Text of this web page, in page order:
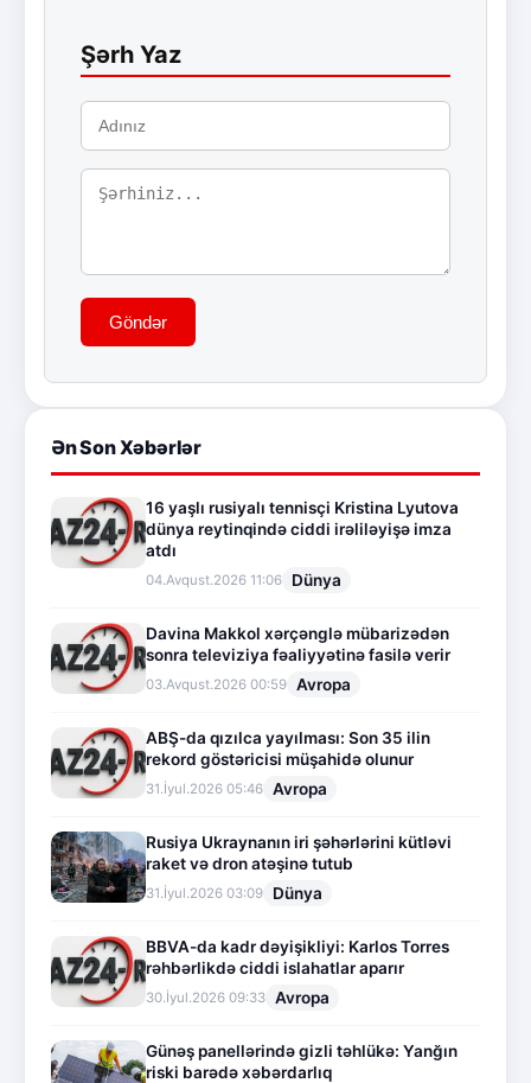
Şərh Yaz
Göndər
Ən Son Xəbərlər
16 yaşlı rusiyalı tennisçi Kristina Lyutova
dünya reytinqində ciddi irəliləyişə imza
atdı
04.Avqust.2026 11:06 Dünya
Davina Makkol xərçənglə mübarizədən
sonra televiziya fəaliyyətinə fasilə verir
03.Avqust.2026 00:59 Avropa
ABŞ-da qızılca yayılması: Son 35 ilin
rekord göstəricisi müşahidə olunur
31.İyul.2026 05:46 Avropa
Rusiya Ukraynanın iri şəhərlərini kütləvi
raket və dron atəşinə tutub
31.İyul.2026 03:09 Dünya
BBVA-da kadr dəyişikliyi: Karlos Torres
rəhbərlikdə ciddi islahatlar aparır
30.İyul.2026 09:33 Avropa
Günəş panellərində gizli təhlükə: Yanğın
riski barədə xəbərdarlıq